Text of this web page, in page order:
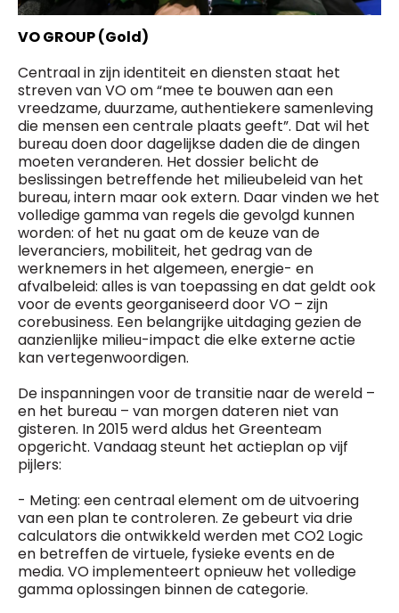
VO GROUP (Gold)
Centraal in zijn identiteit en diensten staat het
streven van VO om “mee te bouwen aan een
vreedzame, duurzame, authentiekere samenleving
die mensen een centrale plaats geeft”. Dat wil het
bureau doen door dagelijkse daden die de dingen
moeten veranderen. Het dossier belicht de
beslissingen betreffende het milieubeleid van het
bureau, intern maar ook extern. Daar vinden we het
volledige gamma van regels die gevolgd kunnen
worden: of het nu gaat om de keuze van de
leveranciers, mobiliteit, het gedrag van de
werknemers in het algemeen, energie- en
afvalbeleid: alles is van toepassing en dat geldt ook
voor de events georganiseerd door VO – zijn
corebusiness. Een belangrijke uitdaging gezien de
aanzienlijke milieu-impact die elke externe actie
kan vertegenwoordigen.
De inspanningen voor de transitie naar de wereld –
en het bureau – van morgen dateren niet van
gisteren. In 2015 werd aldus het Greenteam
opgericht. Vandaag steunt het actieplan op vijf
pijlers:
- Meting: een centraal element om de uitvoering
van een plan te controleren. Ze gebeurt via drie
calculators die ontwikkeld werden met CO2 Logic
en betreffen de virtuele, fysieke events en de
media. VO implementeert opnieuw het volledige
gamma oplossingen binnen de categorie.